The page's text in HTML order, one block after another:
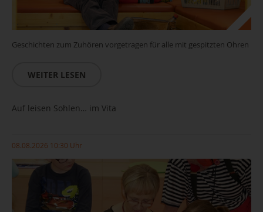
Geschichten zum Zuhören vorgetragen für alle mit gespitzten Ohren
WEITER LESEN
Auf leisen Sohlen… im Vita
08.08.2026 10:30 Uhr